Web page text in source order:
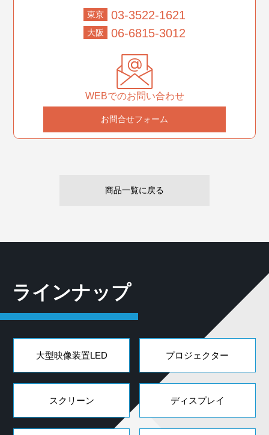
東京 03-3522-1621
大阪 06-6815-3012
WEBでのお問い合わせ
お問合せフォーム
商品一覧に戻る
ラインナップ
大型映像装置LED プロジェクター
スクリーン ディスプレイ